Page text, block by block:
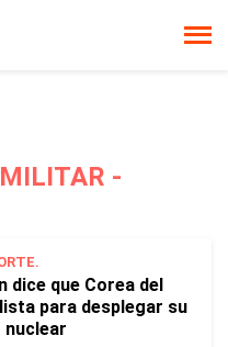
-
dice que Corea del
para desplegar su
nuclear